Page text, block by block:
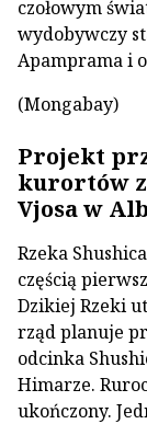
czołowym
wydobywczy
Apamprama i
(Mongabay)
Projekt
kurortów
Vjosa w
Rzeka
częścią
Dzikiej Rzeki
rząd planuje
odcinka
Himarze.
ukończony.